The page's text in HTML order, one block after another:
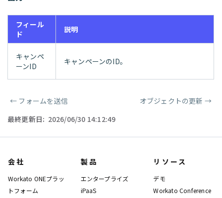
フィール
ド
説明
キャンペ
ーンID
キャンペーンのID。
ページャー
← フォームを送信 オブジェクトの更新 →
最終更新日: 2026/06/30 14:12:49
会社
Workato ONEプラッ
トフォーム
製品
エンタープライズ
iPaaS
リソース
デモ
Workato Conference